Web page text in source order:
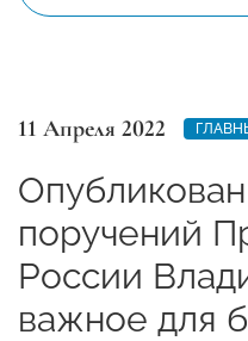
11 Апреля 2022
поручений
России
важное для